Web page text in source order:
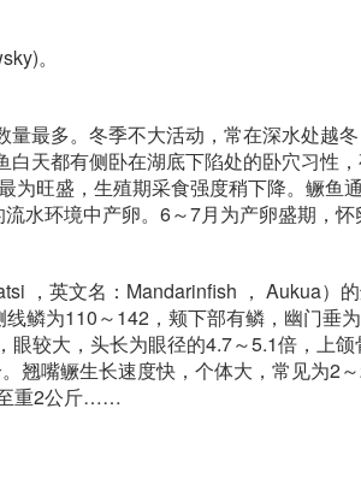
。
最多。冬季不大活动，常在深水处越
天都有侧卧在湖底下陷处的卧穴习性
旺盛，生殖期采食强度稍下降。鳜鱼
水环境中产卵。6～7月为产卵盛期，怀
，英文名：Mandarinfish ， Aukua）
鳞为110～142，颊下部有鳞，幽门垂
较大，头长为眼径的4.7～5.1倍，上
翘嘴鳜生长速度快，个体大，常见为2
至重2公斤……